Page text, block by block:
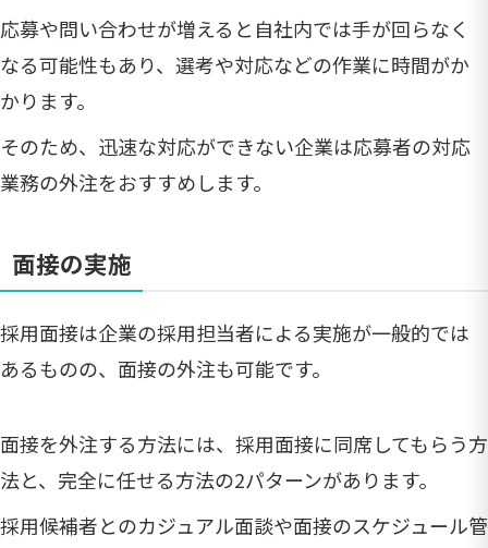
応募や問い合わせが増えると自社内では手が回らなく
なる可能性もあり、選考や対応などの作業に時間がか
かります。
そのため、迅速な対応ができない企業は応募者の対応
業務の外注をおすすめします。
面接の実施
採用面接は企業の採用担当者による実施が一般的では
あるものの、面接の外注も可能です。
面接を外注する方法には、採用面接に同席してもらう方
法と、完全に任せる方法の2パターンがあります。
採用候補者とのカジュアル面談や面接のスケジュール管